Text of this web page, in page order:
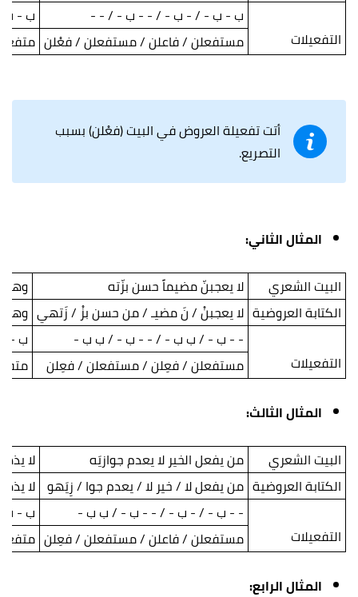
التفعيلات
ب - ب - / - ب - / - - ب - / - -
ب -
مستفعلن / فاعلن / مستفعلن / فعْلن
أتت تفعيلة العروض في البيت (فعْلن) بسبب
التصريع.
المثال الثاني:
البيت الشعري
لا يعجبنّ مضيماً حسن بزّته
وهل
الكتابة العروضية لا يعجبنْ / نَ مضيـ / من حسن بزْ / زَتهي وهل
التفعيلات
- - ب - / ب ب - / - - ب - / ب ب -
ب -
مستفعلن / فعِلن / مستفعلن / فعِلن
المثال الثالث:
البيت الشعري
من يفعل الخير لا يعدم جوازيَه
لا
الكتابة العروضية من يفعل لا / خير لا / يعدم جوا / زِيَهو لا
التفعيلات
- - ب - / - ب - / - - ب - / ب ب -
ب -
مستفعلن / فاعلن / مستفعلن / فعِلن
المثال الرابع: